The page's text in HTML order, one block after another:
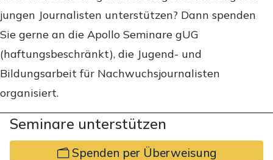
jungen Journalisten unterstützen? Dann spenden
Sie gerne an die Apollo Seminare gUG
(haftungsbeschränkt), die Jugend- und
Bildungsarbeit für Nachwuchsjournalisten
organisiert.
Seminare unterstützen
Spenden per Überweisung